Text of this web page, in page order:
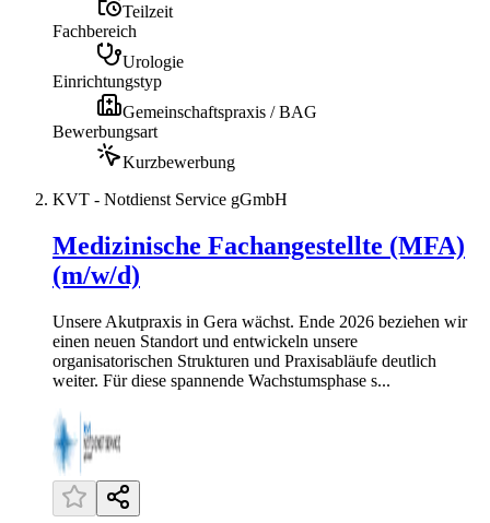
Teilzeit
Fachbereich
Urologie
Einrichtungstyp
Gemeinschaftspraxis / BAG
Bewerbungsart
Kurzbewerbung
KVT - Notdienst Service gGmbH
Medizinische Fachangestellte (MFA)
(m/w/d)
Unsere Akutpraxis in Gera wächst. Ende 2026 beziehen wir
einen neuen Standort und entwickeln unsere
organisatorischen Strukturen und Praxisabläufe deutlich
weiter. Für diese spannende Wachstumsphase s...